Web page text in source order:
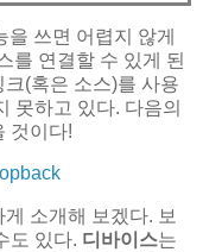
쓰면 어렵지 않게
를 연결할 수 있게 된
(혹은 소스)를 사용
못하고 있다. 다음의
것이다!
소개해 보겠다. 보
도 있다. 디바이스는